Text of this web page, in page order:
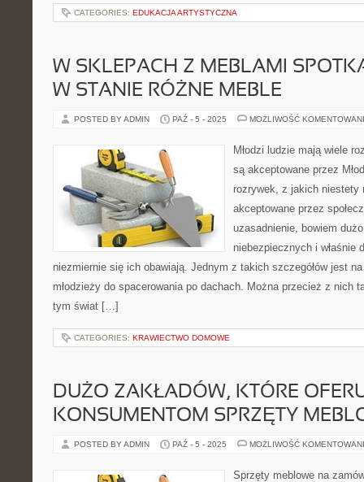
CATEGORIES: EDUKACJA ARTYSTYCZNA
W SKLEPACH Z MEBLAMI
W STANIE RÓŻNE MEBLE
POSTED BY ADMIN PAŹ - 5 - 2025 MOŻLIWOŚĆ
Młodzi ludzie mają wiele
są akceptowane przez
rozrywek, z jakich niestety
akceptowane przez
uzasadnienie, bowiem
niebezpiecznych i właśnie
niezmiernie się ich obawiają. Jednym z takich szczegółów jest na
młodzieży do spacerowania po dachach. Można przecież z nich
tym świat […]
CATEGORIES: KRAWIECTWO DOMOWE
DUŻO ZAKŁADÓW, KTÓRE
KONSUMENTOM SPRZĘTY
POSTED BY ADMIN PAŹ - 5 - 2025 MOŻLIWOŚĆ
Sprzęty meblowe na